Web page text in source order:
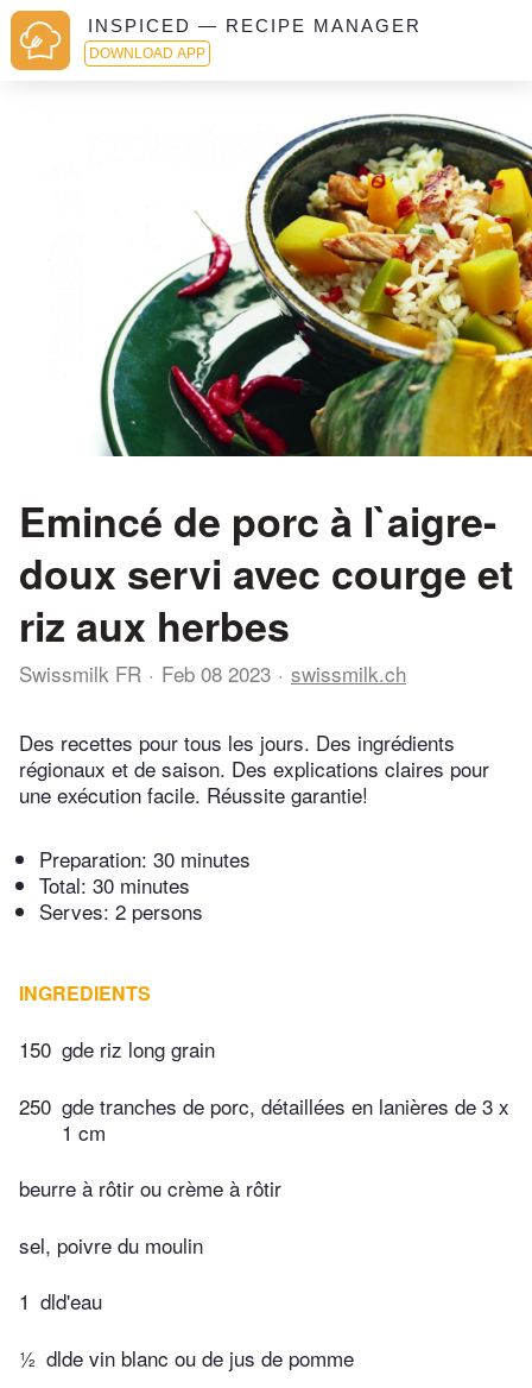
INSPICED — RECIPE MANAGER
DOWNLOAD APP
Emincé de porc à l`aigre-
doux servi avec courge et
riz aux herbes
Swissmilk FR Feb 08 2023 swissmilk.ch
Des recettes pour tous les jours. Des ingrédients
régionaux et de saison. Des explications claires pour
une exécution facile. Réussite garantie!
Preparation: 30 minutes
Total: 30 minutes
Serves: 2 persons
INGREDIENTS
150 gde riz long grain
250 gde tranches de porc, détaillées en lanières de 3 x
1 cm
beurre à rôtir ou crème à rôtir
sel, poivre du moulin
1 dld'eau
½ dlde vin blanc ou de jus de pomme